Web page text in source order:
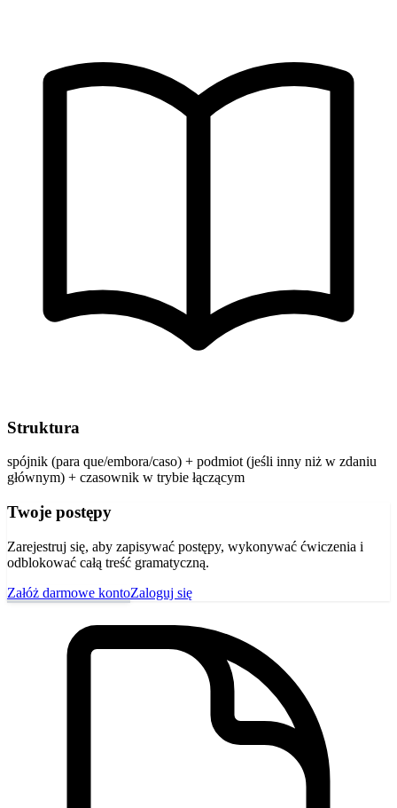
Struktura
spójnik (para que/embora/caso) + podmiot (jeśli inny niż w zdaniu
głównym) + czasownik w trybie łączącym
Twoje postępy
Zarejestruj się, aby zapisywać postępy, wykonywać ćwiczenia i
odblokować całą treść gramatyczną.
Załóż darmowe kontoZaloguj się